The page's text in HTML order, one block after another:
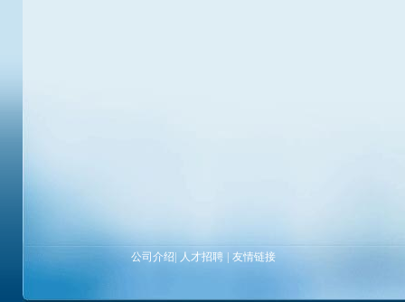
公司介绍 人才招聘 友情链接